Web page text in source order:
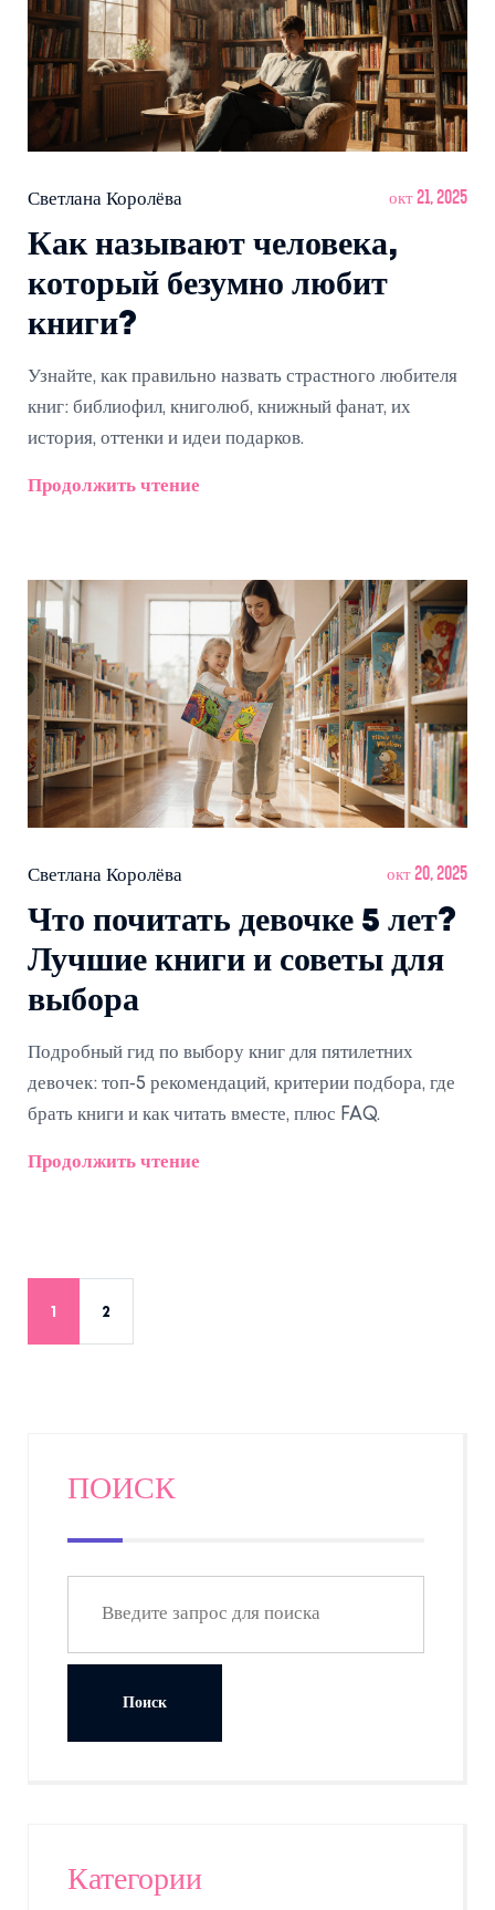
Светлана Королёва окт 21, 2025
Как называют человека,
который безумно любит
книги?
Узнайте, как правильно назвать страстного любителя
книг: библиофил, книголюб, книжный фанат, их
история, оттенки и идеи подарков.
Продолжить чтение
Светлана Королёва окт 20, 2025
Что почитать девочке 5 лет?
Лучшие книги и советы для
выбора
Подробный гид по выбору книг для пятилетних
девочек: топ‑5 рекомендаций, критерии подбора, где
брать книги и как читать вместе, плюс FAQ.
Продолжить чтение
1 2
ПОИСК
Категории